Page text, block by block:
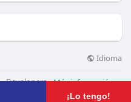
¡Lo tengo!
Idioma
Developers Más información